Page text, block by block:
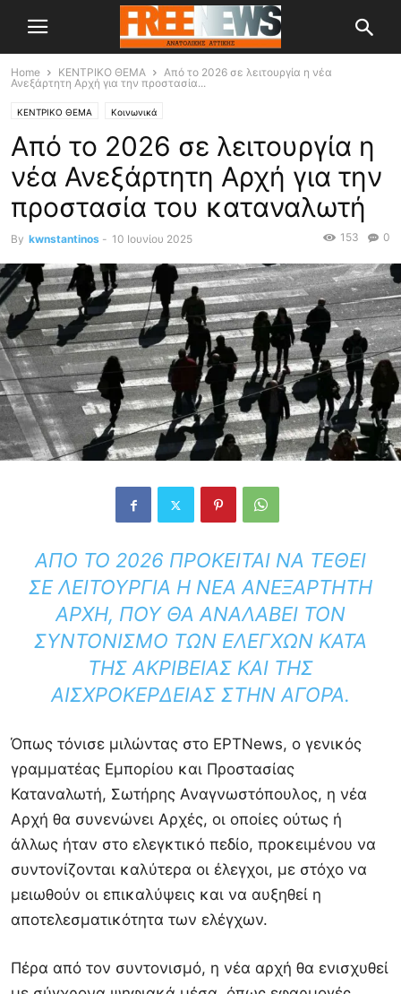
Home ΚΕΝΤΡΙΚΟ ΘΕΜΑ
Από το 2026 σε λειτουργία η νέα
Ανεξάρτητη Αρχή για την προστασία...
ΚΕΝΤΡΙΚΟ ΘΕΜΑ Κοινωνικά
Από το 2026 σε λειτουργία η
νέα Ανεξάρτητη Αρχή για την
προστασία του καταναλωτή
By kwnstantinos - 10 Ιουνίου 2025 0
153
ΑΠΌ ΤΟ 2026 ΠΡΌΚΕΙΤΑΙ ΝΑ ΤΕΘΕΊ
ΣΕ ΛΕΙΤΟΥΡΓΊΑ Η ΝΈΑ ΑΝΕΞΆΡΤΗΤΗ
ΑΡΧΉ, ΠΟΥ ΘΑ ΑΝΑΛΆΒΕΙ ΤΟΝ
ΣΥΝΤΟΝΙΣΜΌ ΤΩΝ ΕΛΈΓΧΩΝ ΚΑΤΆ
ΤΗΣ ΑΚΡΊΒΕΙΑΣ ΚΑΙ ΤΗΣ
ΑΙΣΧΡΟΚΈΡΔΕΙΑΣ ΣΤΗΝ ΑΓΟΡΆ.
Όπως τόνισε μιλώντας στο ΕΡΤNews, ο γενικός
γραμματέας Εμπορίου και Προστασίας
Καταναλωτή, Σωτήρης Αναγνωστόπουλος, η νέα
Αρχή θα συνενώνει Αρχές, οι οποίες ούτως ή
άλλως ήταν στο ελεγκτικό πεδίο, προκειμένου να
συντονίζονται καλύτερα οι έλεγχοι, με στόχο να
μειωθούν οι επικαλύψεις και να αυξηθεί η
αποτελεσματικότητα των ελέγχων.
Πέρα από τον συντονισμό, η νέα αρχή θα ενισχυθεί